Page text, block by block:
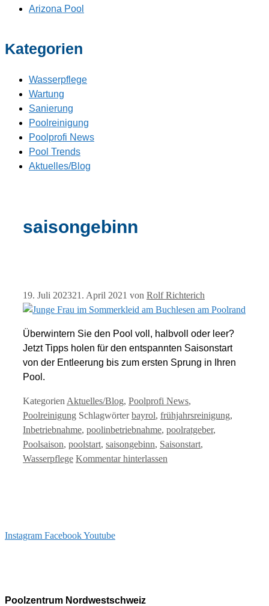
Arizona Pool
Kategorien
Wasserpflege
Wartung
Sanierung
Poolreinigung
Poolprofi News
Pool Trends
Aktuelles/Blog
saisongebinn
19. Juli 202321. April 2021 von Rolf Richterich
Überwintern Sie den Pool voll, halbvoll oder leer?
Jetzt Tipps holen für den entspannten Saisonstart
von der Entleerung bis zum ersten Sprung in Ihren
Pool.
Kategorien Aktuelles/Blog, Poolprofi News,
Poolreinigung Schlagwörterbayrol, frühjahrsreinigung,
Inbetriebnahme, poolinbetriebnahme, poolratgeber,
Poolsaison, poolstart, saisongebinn, Saisonstart,
Wasserpflege Kommentar hinterlassen
Instagram FacebookYoutube
Poolzentrum Nordwestschweiz